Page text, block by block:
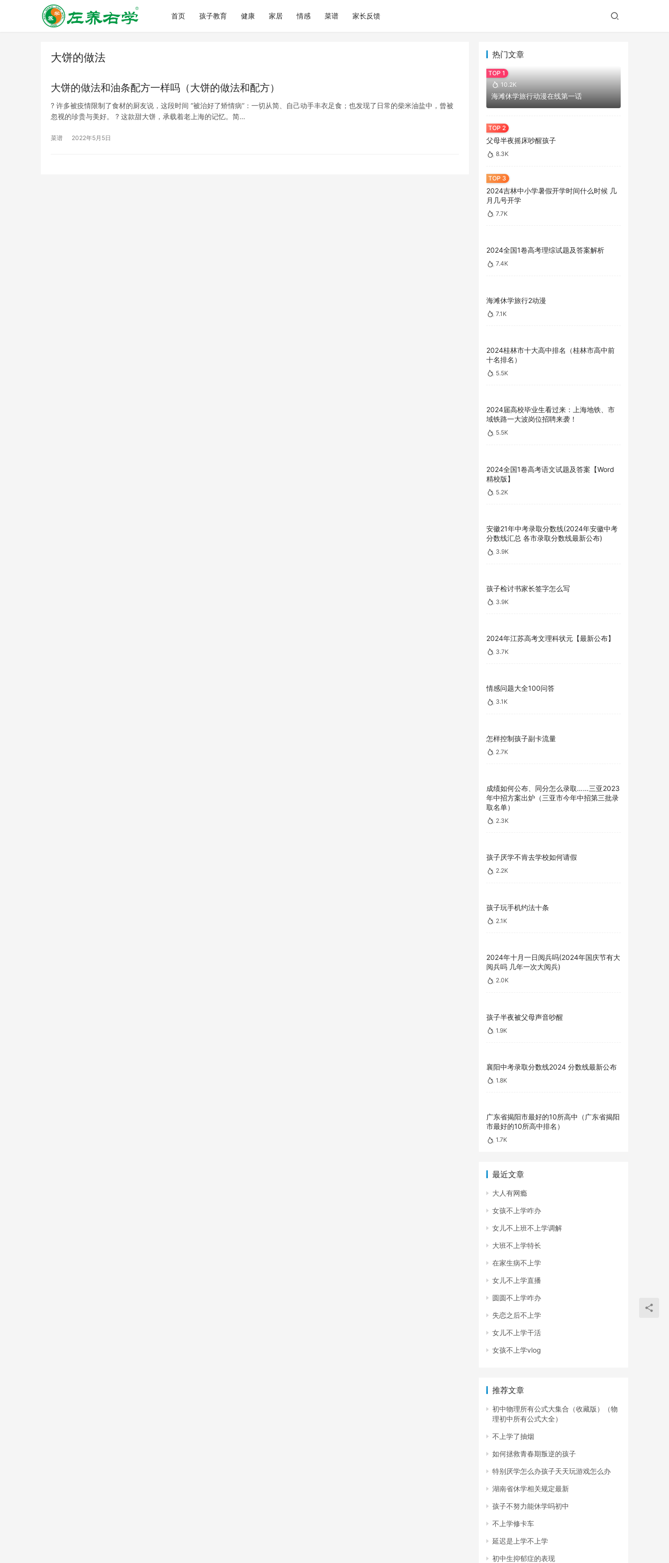
首页 孩子教育 健康 家居 情感 菜谱 家长反馈
大饼的做法
大饼的做法和油条配方一样吗（大饼的做法和配方）
? 许多被疫情限制了食材的厨友说，这段时间 “被治好了矫情病”：一切从简、自己动手丰衣足食；也发现了日常的柴米油盐中，曾被
忽视的珍贵与美好。 ? 这款甜大饼，承载着老上海的记忆。简…
菜谱 2022年5月5日
热门文章
10.2K
海滩休学旅行动漫在线第一话
父母半夜摇床吵醒孩子
8.3K
2024吉林中小学暑假开学时间什么时候 几
月几号开学
7.7K
2024全国1卷高考理综试题及答案解析
7.4K
海滩休学旅行2动漫
7.1K
2024桂林市十大高中排名（桂林市高中前
十名排名）
5.5K
2024届高校毕业生看过来：上海地铁、市
域铁路一大波岗位招聘来袭！
5.5K
2024全国1卷高考语文试题及答案【Word
精校版】
5.2K
安徽21年中考录取分数线(2024年安徽中考
分数线汇总 各市录取分数线最新公布)
3.9K
孩子检讨书家长签字怎么写
3.9K
2024年江苏高考文理科状元【最新公布】
3.7K
情感问题大全100问答
3.1K
怎样控制孩子副卡流量
2.7K
成绩如何公布、同分怎么录取……三亚2023
年中招方案出炉（三亚市今年中招第三批录
取名单）
2.3K
孩子厌学不肯去学校如何请假
2.2K
孩子玩手机约法十条
2.1K
2024年十月一日阅兵吗(2024年国庆节有大
阅兵吗 几年一次大阅兵)
2.0K
孩子半夜被父母声音吵醒
1.9K
襄阳中考录取分数线2024 分数线最新公布
1.8K
广东省揭阳市最好的10所高中（广东省揭阳
市最好的10所高中排名）
1.7K
最近文章
大人有网瘾
女孩不上学咋办
女儿不上班不上学调解
大班不上学特长
在家生病不上学
女儿不上学直播
圆圆不上学咋办
失恋之后不上学
女儿不上学干活
女孩不上学vlog
推荐文章
初中物理所有公式大集合（收藏版）（物
理初中所有公式大全）
不上学了抽烟
如何拯救青春期叛逆的孩子
特别厌学怎么办孩子天天玩游戏怎么办
湖南省休学相关规定最新
孩子不努力能休学吗初中
不上学修卡车
延迟是上学不上学
初中生抑郁症的表现